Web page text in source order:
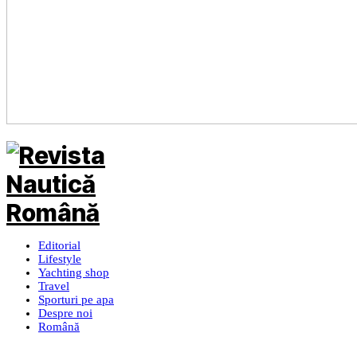
Editorial
Lifestyle
Yachting shop
Travel
Sporturi pe apa
Despre noi
Română